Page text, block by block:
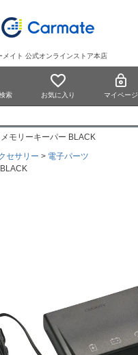
メイト 公式オンラインストア本店
索 お気に入り マイページ
モリーキーパー BLACK
セサリー
電子パーツ